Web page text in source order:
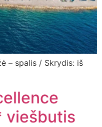
– spalis / Skrydis: iš
viešbutis